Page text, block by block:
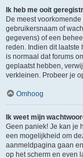
Ik heb me ooit
De meest
gebruikersnaam of
gegevens) of een
reden. Indien dit laatste
is normaal dat forums
geplaatst hebben,
verkleinen. Probeer je
Omhoog
Ik weet mijn
Geen paniek! Je kan je
een mogelijkheid om
aanmeldpagina gaan
op het scherm en even